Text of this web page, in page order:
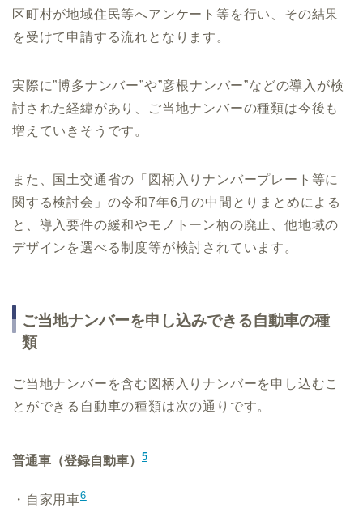
区町村が地域住民等へアンケート等を行い、その結果
を受けて申請する流れとなります。
実際に”博多ナンバー”や”彦根ナンバー”などの導入が検
討された経緯があり、ご当地ナンバーの種類は今後も
増えていきそうです。
また、国土交通省の「図柄入りナンバープレート等に
関する検討会」の令和7年6月の中間とりまとめによる
と、導入要件の緩和やモノトーン柄の廃止、他地域の
デザインを選べる制度等が検討されています。
ご当地ナンバーを申し込みできる自動車の種
類
ご当地ナンバーを含む図柄入りナンバーを申し込むこ
とができる自動車の種類は次の通りです。
普通車（登録自動車） 5
・自家用車6